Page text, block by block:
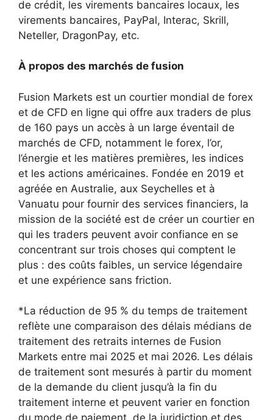
de crédit, les virements bancaires locaux, les
virements bancaires, PayPal, Interac, Skrill,
Neteller, DragonPay, etc.
À propos des marchés de fusion
Fusion Markets est un courtier mondial de forex
et de CFD en ligne qui offre aux traders de plus
de 160 pays un accès à un large éventail de
marchés de CFD, notamment le forex, l’or,
l’énergie et les matières premières, les indices
et les actions américaines. Fondée en 2019 et
agréée en Australie, aux Seychelles et à
Vanuatu pour fournir des services financiers, la
mission de la société est de créer un courtier en
qui les traders peuvent avoir confiance en se
concentrant sur trois choses qui comptent le
plus : des coûts faibles, un service légendaire
et une expérience sans friction.
*La réduction de 95 % du temps de traitement
reflète une comparaison des délais médians de
traitement des retraits internes de Fusion
Markets entre mai 2025 et mai 2026. Les délais
de traitement sont mesurés à partir du moment
de la demande du client jusqu’à la fin du
traitement interne et peuvent varier en fonction